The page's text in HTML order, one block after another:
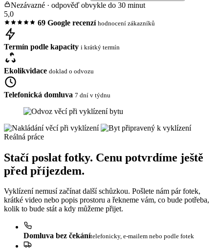
Nezávazné · odpověď obvykle do 30 minut
5,0
69 Google recenzí hodnocení zákazníků
Termín podle kapacity i krátký termín
Ekolikvidace doklad o odvozu
Telefonická domluva 7 dní v týdnu
Reálná práce
Stačí poslat fotky. Cenu potvrdíme ještě
před příjezdem.
Vyklízení nemusí začínat další schůzkou. Pošlete nám pár fotek,
krátké video nebo popis prostoru a řekneme vám, co bude potřeba,
kolik to bude stát a kdy můžeme přijet.
Domluva bez čekánítelefonicky, e-mailem nebo podle fotek